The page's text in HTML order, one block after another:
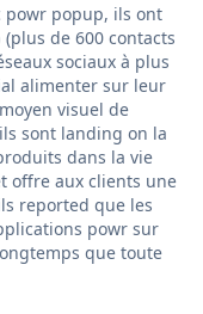
powr popup, ils ont
de 600 contacts
sociaux à plus
alimenter sur leur
visuel de
sont landing on la
dans la vie
offre aux clients une
reported que les
powr sur
que toute